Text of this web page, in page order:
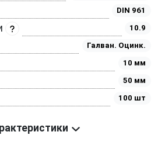
DIN 961
10.9
Галван. Оцинк.
10 мм
50 мм
100 шт